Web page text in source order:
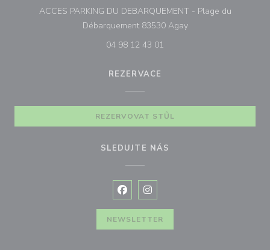
ACCES PARKING DU DEBARQUEMENT - Plage du
Débarquement 83530 Agay((otevře se v novém
04 98 12 43 01
REZERVACE
REZERVOVAT STŮL
SLEDUJTE NÁS
Facebook ((otevře se v novém
Instagram ((otevře se v
NEWSLETTER